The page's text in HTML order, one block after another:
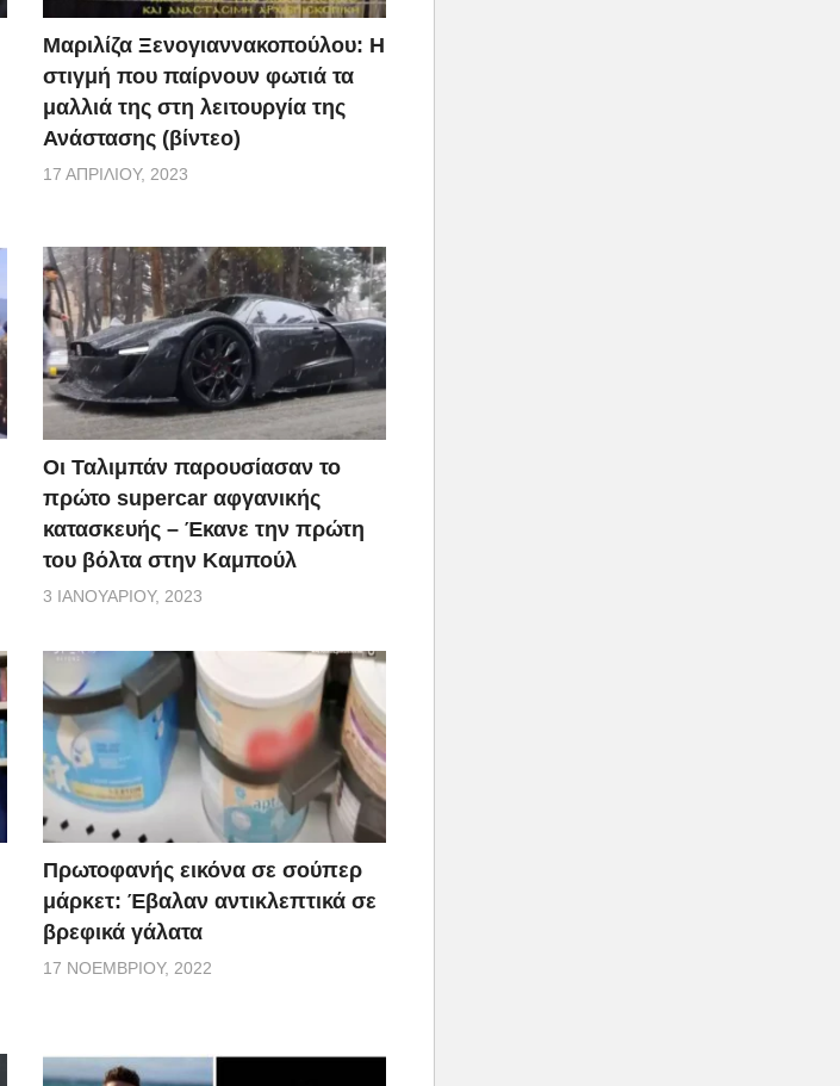
Μαριλίζα Ξενογιαννακοπούλου: Η
στιγμή που παίρνουν φωτιά τα
μαλλιά της στη λειτουργία της
Ανάστασης (βίντεο)
17 ΑΠΡΙΛΊΟΥ, 2023
Οι Ταλιμπάν παρουσίασαν το
πρώτο supercar αφγανικής
κατασκευής – Έκανε την πρώτη
του βόλτα στην Καμπούλ
3 ΙΑΝΟΥΑΡΊΟΥ, 2023
Πρωτοφανής εικόνα σε σούπερ
μάρκετ: Έβαλαν αντικλεπτικά σε
βρεφικά γάλατα
17 ΝΟΕΜΒΡΊΟΥ, 2022